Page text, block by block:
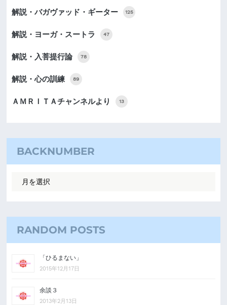
解説・バガヴァッド・ギーター 125
解説・ヨーガ・スートラ 47
解説・入菩提行論 78
解説・心の訓練 89
ＡＭＲＩＴＡチャンネルより 13
BACKNUMBER
RANDOM POSTS
「ひるまない」
2015年12月17日
余談３
2013年2月13日